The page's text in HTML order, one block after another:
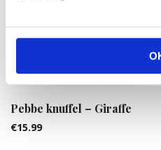
Pebbe knuffel – Giraffe
€15.99